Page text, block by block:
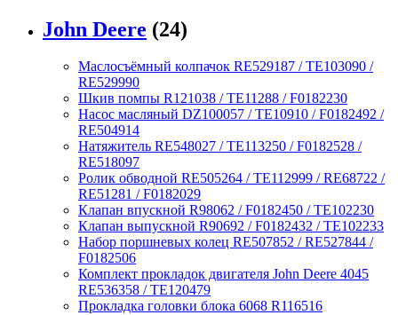
John Deere (24)
Маслосъёмный колпачок RE529187 / TE103090 /
RE529990
Шкив помпы R121038 / TE11288 / F0182230
Насос масляный DZ100057 / TE10910 / F0182492 /
RE504914
Натяжитель RE548027 / TE113250 / F0182528 /
RE518097
Ролик обводной RE505264 / TE112999 / RE68722 /
RE51281 / F0182029
Клапан впускной R98062 / F0182450 / TE102230
Клапан выпускной R90692 / F0182432 / TE102233
Набор поршневых колец RE507852 / RE527844 /
F0182506
Комплект прокладок двигателя John Deere 4045
RE536358 / TE120479
Прокладка головки блока 6068 R116516